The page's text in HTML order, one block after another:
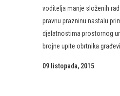
voditelja manje složenih
pravnu prazninu nastalu
djelatnostima prostornog
brojne upite obrtnika
09 listopada, 2015